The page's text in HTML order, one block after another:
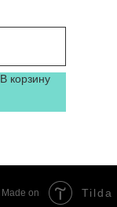
В корзину
Made on Tilda